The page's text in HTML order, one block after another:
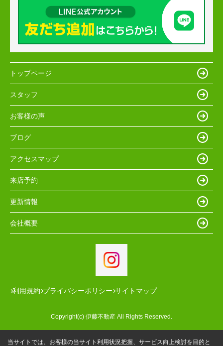
トップページ
スタッフ
お客様の声
ブログ
アクセスマップ
来店予約
更新情報
会社概要
利用規約 プライバシーポリシー サイトマップ
Copyright(c) 伊藤不動産 All Rights Reserved.
当サイトでは、お客様の当サイト利用状況把握、サービス向上検討を目的と